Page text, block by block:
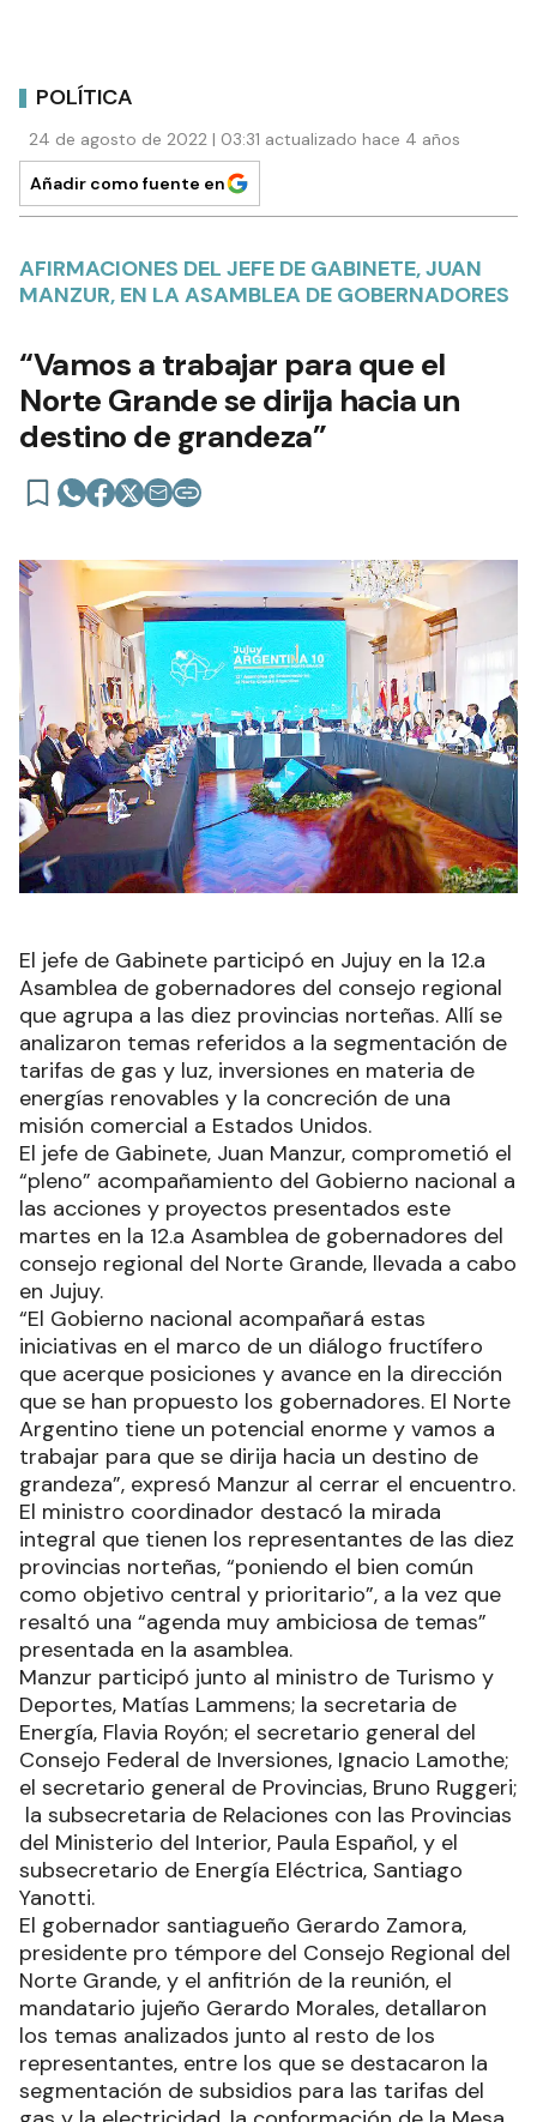
POLÍTICA
24 de agosto de 2022 | 03:31 actualizado hace 4 años
Añadir como fuente en
AFIRMACIONES DEL JEFE DE GABINETE, JUAN
MANZUR, EN LA ASAMBLEA DE GOBERNADORES
“Vamos a trabajar para que el
Norte Grande se dirija hacia un
destino de grandeza”
El jefe de Gabinete participó en Jujuy en la 12.a
Asamblea de gobernadores del consejo regional
que agrupa a las diez provincias norteñas. Allí se
analizaron temas referidos a la segmentación de
tarifas de gas y luz, inversiones en materia de
energías renovables y la concreción de una
misión comercial a Estados Unidos.
El jefe de Gabinete, Juan Manzur, comprometió el
“pleno” acompañamiento del Gobierno nacional a
las acciones y proyectos presentados este
martes en la 12.a Asamblea de gobernadores del
consejo regional del Norte Grande, llevada a cabo
en Jujuy.
“El Gobierno nacional acompañará estas
iniciativas en el marco de un diálogo fructífero
que acerque posiciones y avance en la dirección
que se han propuesto los gobernadores. El Norte
Argentino tiene un potencial enorme y vamos a
trabajar para que se dirija hacia un destino de
grandeza”, expresó Manzur al cerrar el encuentro.
El ministro coordinador destacó la mirada
integral que tienen los representantes de las diez
provincias norteñas, “poniendo el bien común
como objetivo central y prioritario”, a la vez que
resaltó una “agenda muy ambiciosa de temas”
presentada en la asamblea.
Manzur participó junto al ministro de Turismo y
Deportes, Matías Lammens; la secretaria de
Energía, Flavia Royón; el secretario general del
Consejo Federal de Inversiones, Ignacio Lamothe;
el secretario general de Provincias, Bruno Ruggeri;
la subsecretaria de Relaciones con las Provincias
del Ministerio del Interior, Paula Español, y el
subsecretario de Energía Eléctrica, Santiago
Yanotti.
El gobernador santiagueño Gerardo Zamora,
presidente pro témpore del Consejo Regional del
Norte Grande, y el anfitrión de la reunión, el
mandatario jujeño Gerardo Morales, detallaron
los temas analizados junto al resto de los
representantes, entre los que se destacaron la
segmentación de subsidios para las tarifas del